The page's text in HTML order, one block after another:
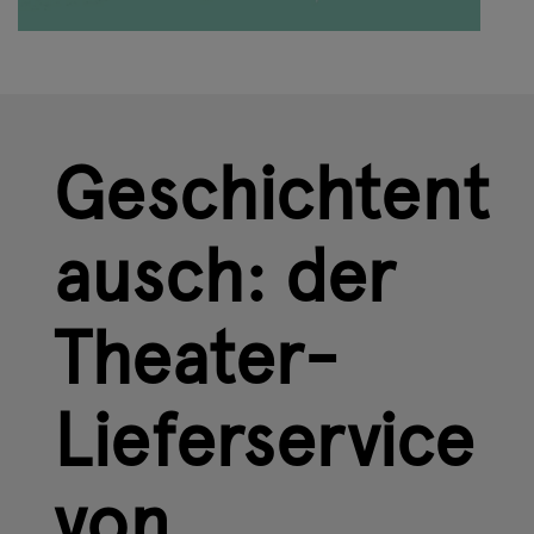
Geschichtent
ausch: der
Theater-
Lieferservice